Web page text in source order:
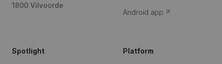
1800 Vilvoorde
Android app
Spotlight Platform